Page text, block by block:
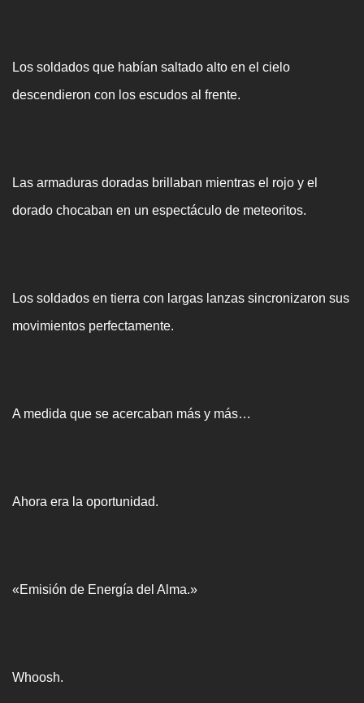
Los soldados que habían saltado alto en el cielo
descendieron con los escudos al frente.
Las armaduras doradas brillaban mientras el rojo y el
dorado chocaban en un espectáculo de meteoritos.
Los soldados en tierra con largas lanzas sincronizaron sus
movimientos perfectamente.
A medida que se acercaban más y más…
Ahora era la oportunidad.
«Emisión de Energía del Alma.»
Whoosh.